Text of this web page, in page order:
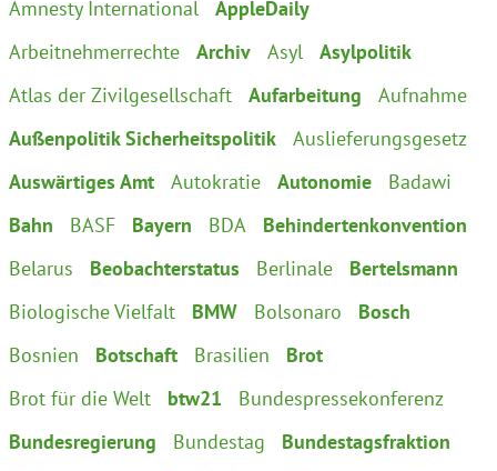
YouTube
Facebook
Amnesty International
AppleDaily
Arbeitnehmerrechte
Archiv Asyl
Asylpolitik
Atlas der Zivilgesellschaft
Aufarbeitung
Aufnahme
Außenpolitik Sicherheitspolitik
Auslieferungsgesetz
Auswärtiges Amt
Autokratie Autonomie
Badawi
Bahn
BASF Bayern BDA
Behindertenkonvention
Belarus
Beobachterstatus Berlinale
Bertelsmann
Biologische Vielfalt
BMW Bolsonaro
Bosch
Bosnien
Botschaft Brasilien
Brot
Brot für die Welt
btw21
Bundespressekonferenz
Bundesregierung
Bundestag
Bundestagsfraktion